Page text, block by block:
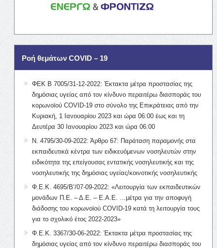
Ροή θεμάτων COVID – 19
ΦΕΚ Β 7005/31-12-2022: Έκτακτα μέτρα προστασίας της
δημόσιας υγείας από τον κίνδυνο περαιτέρω διασποράς του
κορωνοϊού COVID-19 στο σύνολο της Επικράτειας από την
Κυριακή, 1 Ιανουαρίου 2023 και ώρα 06:00 έως και τη
Δευτέρα 30 Ιανουαρίου 2023 και ώρα 06:00
Ν. 4795/30-09-2022: Άρθρο 67: Παράταση παραμονής στα
εκπαιδευτικά κέντρα των ειδικευόμενων νοσηλευτών στην
ειδικότητα της επείγουσας εντατικής νοσηλευτικής και της
νοσηλευτικής της δημόσιας υγείας/κοινοτικής νοσηλευτικής
Φ.Ε.Κ. 4695/Β’/07-09-2022: «Λειτουργία των εκπαιδευτικών
μονάδων Π.Ε. – Δ.Ε. – Ε.Α.Ε. …μέτρα για την αποφυγή
διάδοσης του κορωνοϊού COVID-19 κατά τη λειτουργία τους
για το σχολικό έτος 2022-2023»
Φ.Ε.Κ. 3367/30-06-2022: Έκτακτα μέτρα προστασίας της
δημόσιας υγείας από τον κίνδυνο περαιτέρω διασποράς του